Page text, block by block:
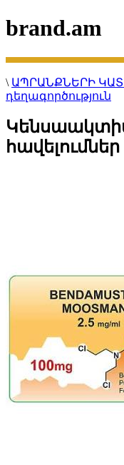
brand.am
\ ԱՊՐԱՆՔՆԵՐԻ
դեղագործություն
հավելումներ